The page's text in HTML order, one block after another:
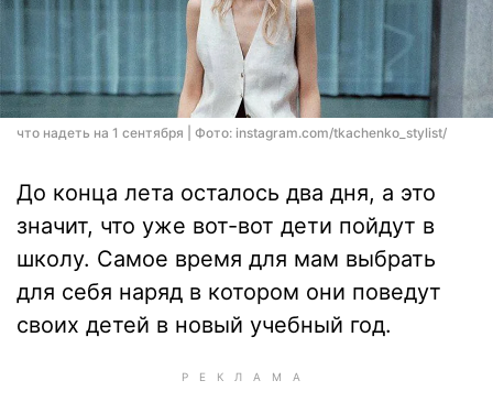
что надеть на 1 сентября | Фото: instagram.com/tkachenko_stylist/
До конца лета осталось два дня, а это
значит, что уже вот-вот дети пойдут в
школу. Самое время для мам выбрать
для себя наряд в котором они поведут
своих детей в новый учебный год.